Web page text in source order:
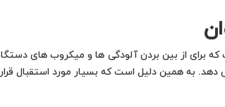
از بین بردن آلودگی ها و میکروب های دستگاه
به همین دلیل است که بسیار مورد استقبال